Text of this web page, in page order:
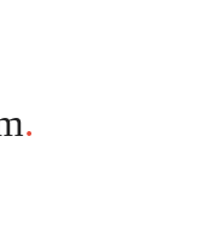
.